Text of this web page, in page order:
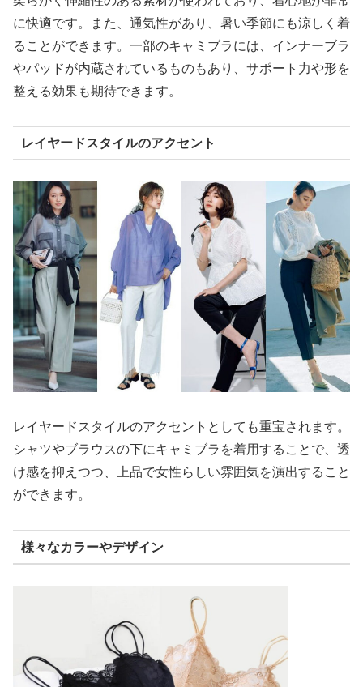
に快適です。また、通気性があり、暑い季節にも涼しく着
ることができます。一部のキャミブラには、インナーブラ
やパッドが内蔵されているものもあり、サポート力や形を
整える効果も期待できます。
レイヤードスタイルのアクセント
レイヤードスタイルのアクセントとしても重宝されます。
シャツやブラウスの下にキャミブラを着用することで、透
け感を抑えつつ、上品で女性らしい雰囲気を演出すること
ができます。
様々なカラーやデザイン